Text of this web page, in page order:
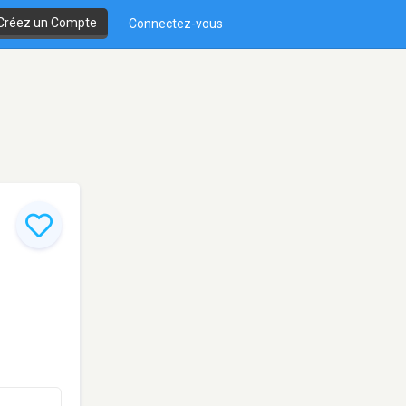
un Compte Connectez-vous